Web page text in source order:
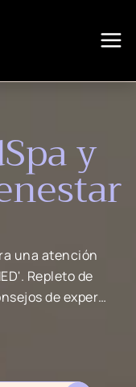
y
una atención
Repleto de
de exper…